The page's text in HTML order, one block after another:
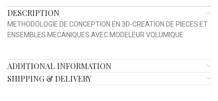
DESCRIPTION
METHODOLOGIE DE CONCEPTION EN 3D-CREATION DE PIECES ET
ENSEMBLES MECANIQUES AVEC MODELEUR VOLUMIQUE
ADDITIONAL INFORMATION
SHIPPING & DELIVERY